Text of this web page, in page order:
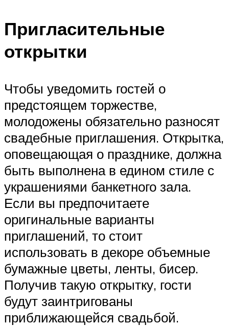
Пригласительные
открытки
Чтобы уведомить гостей о
предстоящем торжестве,
молодожены обязательно разносят
свадебные приглашения. Открытка,
оповещающая о празднике, должна
быть выполнена в едином стиле с
украшениями банкетного зала.
Если вы предпочитаете
оригинальные варианты
приглашений, то стоит
использовать в декоре объемные
бумажные цветы, ленты, бисер.
Получив такую открытку, гости
будут заинтригованы
приближающейся свадьбой.